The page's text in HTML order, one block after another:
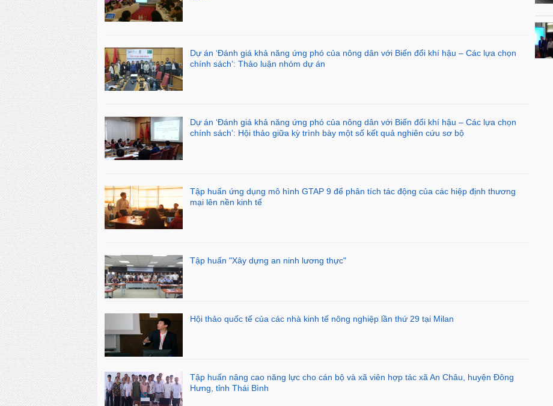
Dự án ‘Đánh giá khả năng ứng phó của nông dân với Biến đổi khí hậu – Các lựa chọn
chính sách’: Thảo luận nhóm dự án
Dự án ‘Đánh giá khả năng ứng phó của nông dân với Biến đổi khí hậu – Các lựa chọn
chính sách’: Hội thảo giữa kỳ trình bày một số kết quả nghiên cứu sơ bộ
Tập huấn ứng dụng mô hình GTAP 9 để phân tích tác động của các hiệp định thương
mại lên nền kinh tế
Tập huấn "Xây dựng an ninh lương thực"
Hội thảo quốc tế của các nhà kinh tế nông nghiệp lần thứ 29 tại Milan
Tập huấn nâng cao năng lực cho cán bộ và xã viên hợp tác xã An Châu, huyện Đông
Hưng, tỉnh Thái Bình